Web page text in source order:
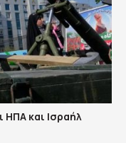
ΗΠΑ και Ισραήλ